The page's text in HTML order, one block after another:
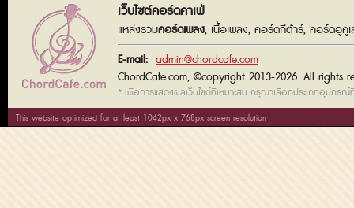
เว็บไซต์คอร์ดคาเฟ่
แหล่งรวมคอร์ดเพลง, เนื้อเพลง, คอร์ดกีต้าร์, คอร์ดอูคู
E-mail: admin@chordcafe.com
ChordCafe.com, ©copyright 2013-2026. All rights
* เพื่อการแสดงผลเว็บไซต์ที่เหมาะสม กรุณาเลือกประเภทอุปกรณ์
This website optimized for at least 1042px x 768px screen resolution